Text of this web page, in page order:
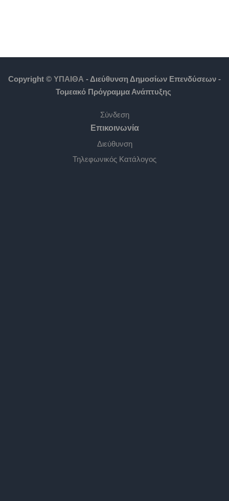
Copyright © ΥΠΑΙΘΑ - Διεύθυνση Δημοσίων Επενδύσεων -
Τομεακό Πρόγραμμα Ανάπτυξης
Σύνδεση
Επικοινωνία
Διεύθυνση
Τηλεφωνικός Κατάλογος